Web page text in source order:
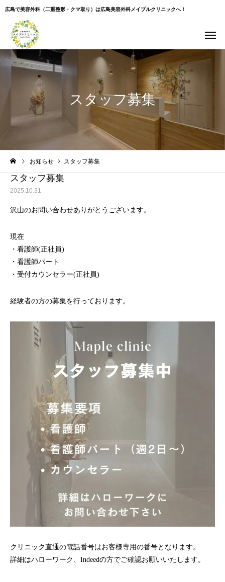
広島で美容外科（二重整形・クマ取り）は広島美容外科メイプルクリニックへ！
スタッフ募集
Warning
: Undefined variable $use_overlay in
content/themes/cure_tcd082/single.phpon line35
お知らせ スタッフ募集
スタッフ募集
2025.10.31
沢山のお問い合わせありがとうございます。
現在
・看護師(正社員)
・看護師パート
・受付カウンセラー(正社員)
経験者の方の募集を行っております。
クリニック直通の電話番号はお客様専用の番号となります。
詳細はハローワーク、Indeedの方でご確認お願いいたします。